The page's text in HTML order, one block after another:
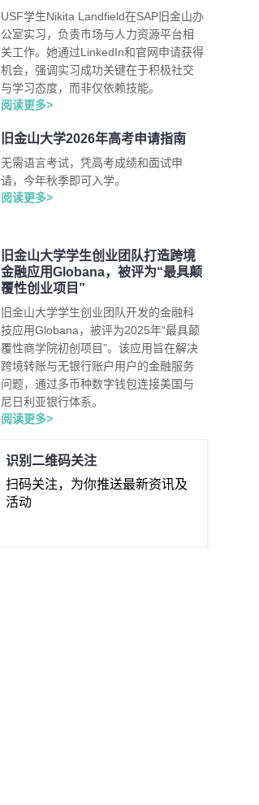
USF学生Nikita Landfield在SAP旧金山办
公室实习，负责市场与人力资源平台相
关工作。她通过LinkedIn和官网申请获得
机会，强调实习成功关键在于积极社交
与学习态度，而非仅依赖技能。
阅读更多>
旧金山大学2026年高考申请指南
无需语言考试，凭高考成绩和面试申
请，今年秋季即可入学。
阅读更多>
旧金山大学学生创业团队打造跨境
金融应用Globana，被评为“最具颠
覆性创业项目”
旧金山大学学生创业团队开发的金融科
技应用Globana，被评为2025年“最具颠
覆性商学院初创项目”。该应用旨在解决
跨境转账与无银行账户用户的金融服务
问题，通过多币种数字钱包连接美国与
尼日利亚银行体系。
阅读更多>
识别二维码关注
扫码关注，为你推送最新资讯及
活动